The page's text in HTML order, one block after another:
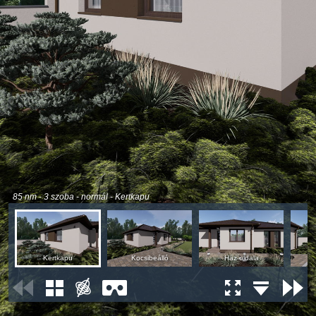
85 nm - 3 szoba - normál - Kertkapu
Kertkapu Kocsibeálló Ház oldala